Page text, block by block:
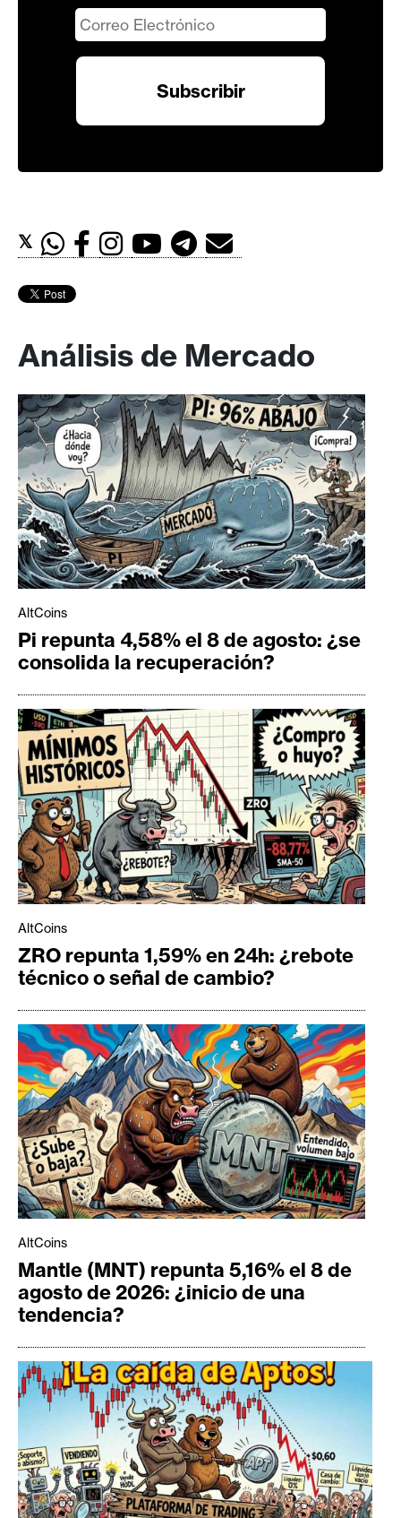
𝕏
Análisis de Mercado
AltCoins
Pi repunta 4,58% el 8 de agosto: ¿se
consolida la recuperación?
AltCoins
ZRO repunta 1,59% en 24h: ¿rebote
técnico o señal de cambio?
AltCoins
Mantle (MNT) repunta 5,16% el 8 de
agosto de 2026: ¿inicio de una
tendencia?